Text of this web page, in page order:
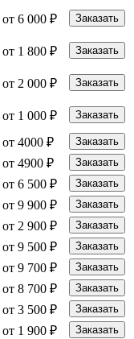
от 6 000 ₽ Заказать
от 1 800 ₽ Заказать
от 2 000 ₽ Заказать
от 1 000 ₽ Заказать
от 4000 ₽ Заказать
от 4900 ₽ Заказать
от 6 500 ₽ Заказать
от 9 900 ₽ Заказать
от 2 900 ₽ Заказать
от 9 500 ₽ Заказать
от 9 700 ₽ Заказать
от 8 700 ₽ Заказать
от 3 500 ₽ Заказать
от 1 900 ₽ Заказать